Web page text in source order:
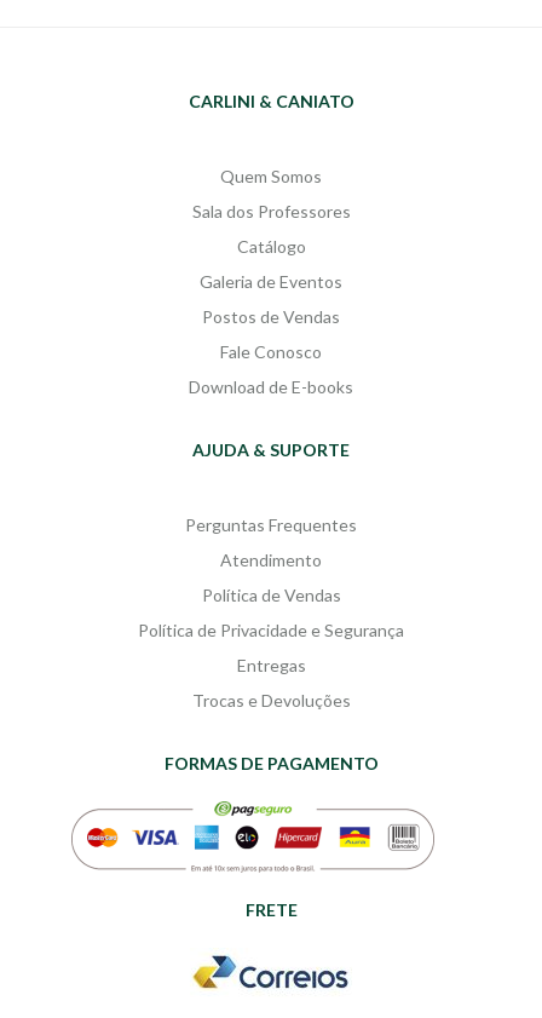
CARLINI & CANIATO
Quem Somos
Sala dos Professores
Catálogo
Galeria de Eventos
Postos de Vendas
Fale Conosco
Download de E-books
AJUDA & SUPORTE
Perguntas Frequentes
Atendimento
Política de Vendas
Política de Privacidade e Segurança
Entregas
Trocas e Devoluções
FORMAS DE PAGAMENTO
FRETE